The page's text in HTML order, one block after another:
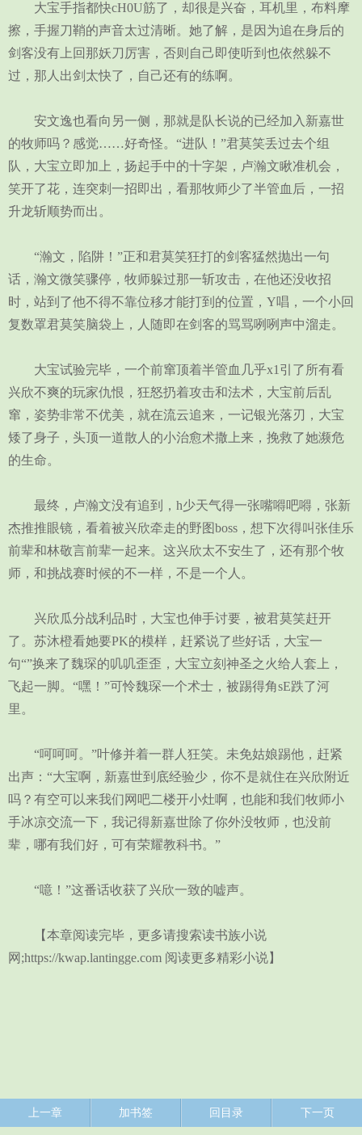
大宝手指都快cH0U筋了，却很是兴奋，耳机里，布料摩
擦，手握刀鞘的声音太过清晰。她了解，是因为追在身后的
剑客没有上回那妖刀厉害，否则自己即使听到也依然躲不
过，那人出剑太快了，自己还有的练啊。
安文逸也看向另一侧，那就是队长说的已经加入新嘉世
的牧师吗？感觉……好奇怪。“进队！”君莫笑丢过去个组
队，大宝立即加上，扬起手中的十字架，卢瀚文瞅准机会，
笑开了花，连突刺一招即出，看那牧师少了半管血后，一招
升龙斩顺势而出。
“瀚文，陷阱！”正和君莫笑狂打的剑客猛然抛出一句
话，瀚文微笑骤停，牧师躲过那一斩攻击，在他还没收招
时，站到了他不得不靠位移才能打到的位置，Y唱，一个小回
复数罩君莫笑脑袋上，人随即在剑客的骂骂咧咧声中溜走。
大宝试验完毕，一个前窜顶着半管血几乎x1引了所有看
兴欣不爽的玩家仇恨，狂怒扔着攻击和法术，大宝前后乱
窜，姿势非常不优美，就在流云追来，一记银光落刃，大宝
矮了身子，头顶一道散人的小治愈术撒上来，挽救了她濒危
的生命。
最终，卢瀚文没有追到，h少天气得一张嘴嘚吧嘚，张新
杰推推眼镜，看着被兴欣牵走的野图boss，想下次得叫张佳乐
前辈和林敬言前辈一起来。这兴欣太不安生了，还有那个牧
师，和挑战赛时候的不一样，不是一个人。
兴欣瓜分战利品时，大宝也伸手讨要，被君莫笑赶开
了。苏沐橙看她要PK的模样，赶紧说了些好话，大宝一
句“”换来了魏琛的叽叽歪歪，大宝立刻神圣之火给人套上，
飞起一脚。“嘿！”可怜魏琛一个术士，被踢得角sE跌了河
里。
“呵呵呵。”叶修并着一群人狂笑。未免姑娘踢他，赶紧
出声：“大宝啊，新嘉世到底经验少，你不是就住在兴欣附近
吗？有空可以来我们网吧二楼开小灶啊，也能和我们牧师小
手冰凉交流一下，我记得新嘉世除了你外没牧师，也没前
辈，哪有我们好，可有荣耀教科书。”
“噫！”这番话收获了兴欣一致的嘘声。
【本章阅读完毕，更多请搜索读书族小说
网;https://kwap.lantingge.com 阅读更多精彩小说】
上一章 加书签 回目录 下一页